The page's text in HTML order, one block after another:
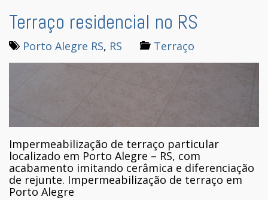
Terraço residencial no RS
Porto Alegre RS, RS Terraço
Impermeabilização de terraço particular
localizado em Porto Alegre – RS, com
acabamento imitando cerâmica e diferenciação
de rejunte. Impermeabilização de terraço em
Porto Alegre